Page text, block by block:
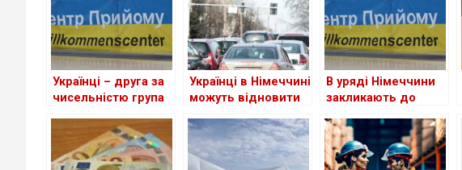
Українці – друга за
чисельністю група
Українці в Німеччині
можуть відновити
посвідчення водія
В уряді Німеччини
закликають до
для шукачів
притулку: чи
стосується це